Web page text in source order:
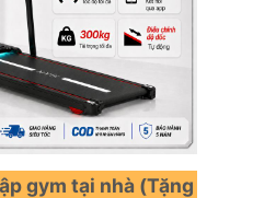
gym tại nhà (Tặng